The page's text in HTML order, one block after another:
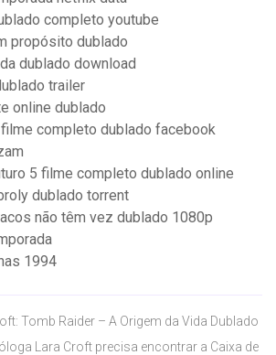
completo youtube
propósito dublado
dublado download
trailer
online dublado
completo dublado facebook
5 filme completo dublado online
dublado torrent
não têm vez dublado 1080p
1994
Tomb Raider – A Origem da Vida Dublado
Lara Croft precisa encontrar a Caixa de